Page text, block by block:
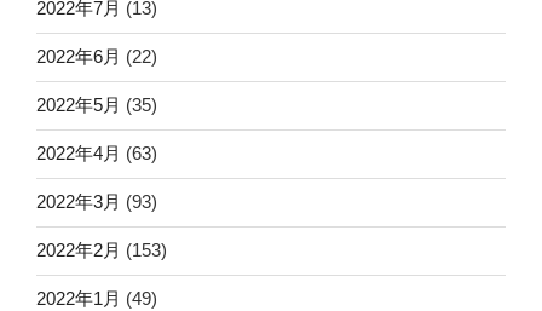
2022年7月 (13)
2022年6月 (22)
2022年5月 (35)
2022年4月 (63)
2022年3月 (93)
2022年2月 (153)
2022年1月 (49)